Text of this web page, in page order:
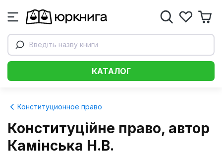
Введіть назву книги
КАТАЛОГ
Конституционное право
Конституційне право, автор
Камінська Н.В.